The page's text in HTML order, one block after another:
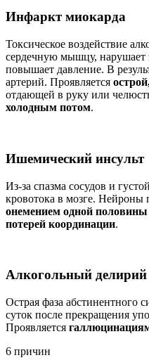
Инфаркт миокарда
Токсическое воздействие
сердечную мышцу, нарушает
повышает давление. В
артерий. Проявляется
отдающей в руку или
холодным потом.
Ишемический инсульт
Из-за спазма сосудов и
кровотока в мозге. Нейроны
онемением одной
потерей координации.
Алкогольный делирий
Острая фаза абстинентного
суток после прекращения
Проявляется
6 причин